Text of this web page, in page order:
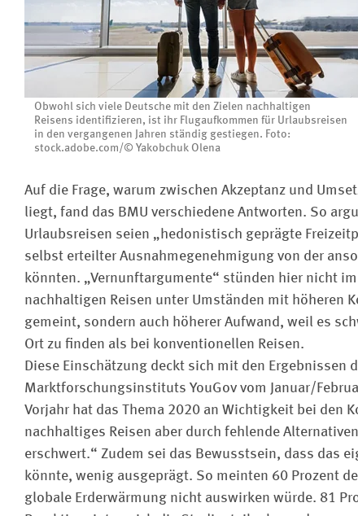
Obwohl sich viele Deutsche mit den Zielen nachhaltigen
Reisens identifizieren, ist ihr Flugaufkommen für Urlaubsreisen
in den vergangenen Jahren ständig gestiegen. Foto:
stock.adobe.com/© Yakobchuk Olena
Auf die Frage, warum zwischen Akzeptanz und
liegt, fand das BMU verschiedene Antworten. So
Urlaubsreisen seien „hedonistisch geprägte
selbst erteilter Ausnahmegenehmigung von der
könnten. „Vernunftargumente“ stünden hier nicht
nachhaltigen Reisen unter Umständen mit höheren
gemeint, sondern auch höherer Aufwand, weil es
Ort zu ­finden als bei konventionellen Reisen.
Diese Einschätzung deckt sich mit den Ergebnissen
Marktforschungsinstituts YouGov vom Januar/
Vorjahr hat das Thema 2020 an Wichtigkeit bei den
nachhaltiges Reisen aber durch fehlende
erschwert.“ Zudem sei das Bewusstsein, dass das
könnte, wenig ausgeprägt. So meinten 60 Prozent
globale Erderwärmung nicht auswirken würde. 81